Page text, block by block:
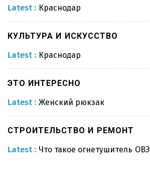
Выращивание роз
Краснодар
Latest : Краснодар
КУЛЬТУРА И ИСКУССТВО
Latest : Краснодар
ЭТО ИНТЕРЕСНО
Latest : Женский рюкзак
СТРОИТЕЛЬСТВО И РЕМОНТ
Latest : Что такое огнетушитель ОВЭ